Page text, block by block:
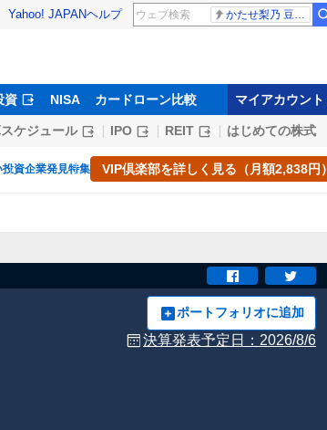
Yahoo! JAPANヘルプ かたせ梨乃 豆原一成
資 NISA カードローン比較 マイアカウント
ケジュール IPO REIT はじめての株式
投資企業発見特集 VIP倶楽部を詳しく見る（月額2,838円）
ポートフォリオに追加
決算発表予定日： 2026/8/6